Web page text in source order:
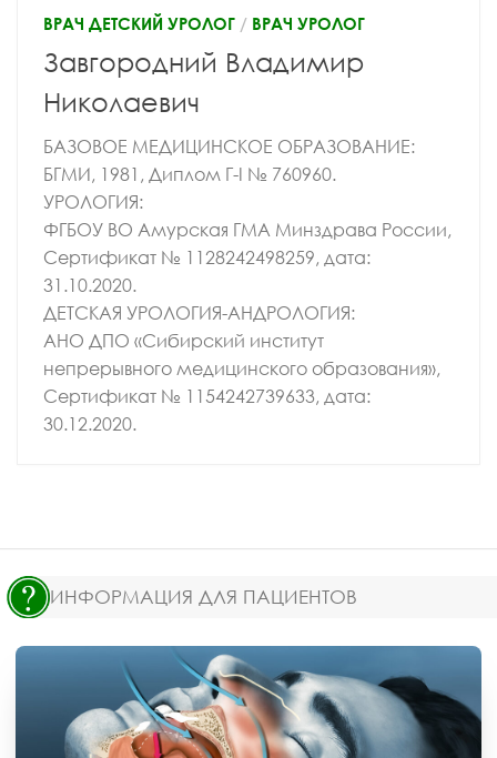
ВРАЧ ДЕТСКИЙ УРОЛОГ / ВРАЧ УРОЛОГ
Завгородний Владимир
Николаевич
БАЗОВОЕ МЕДИЦИНСКОЕ ОБРАЗОВАНИЕ:
БГМИ, 1981, Диплом Г-I № 760960.
УРОЛОГИЯ:
ФГБОУ ВО Амурская ГМА Минздрава России,
Сертификат № 1128242498259, дата:
31.10.2020.
ДЕТСКАЯ УРОЛОГИЯ-АНДРОЛОГИЯ:
АНО ДПО «Сибирский институт
непрерывного медицинского образования»,
Сертификат № 1154242739633, дата:
30.12.2020.
ИНФОРМАЦИЯ ДЛЯ ПАЦИЕНТОВ